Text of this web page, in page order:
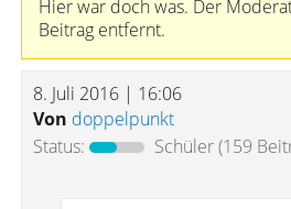
Hier war doch was. Der
Beitrag entfernt.
8. Juli 2016 | 16:06
Von doppelpunkt
Status:
Schüler(159